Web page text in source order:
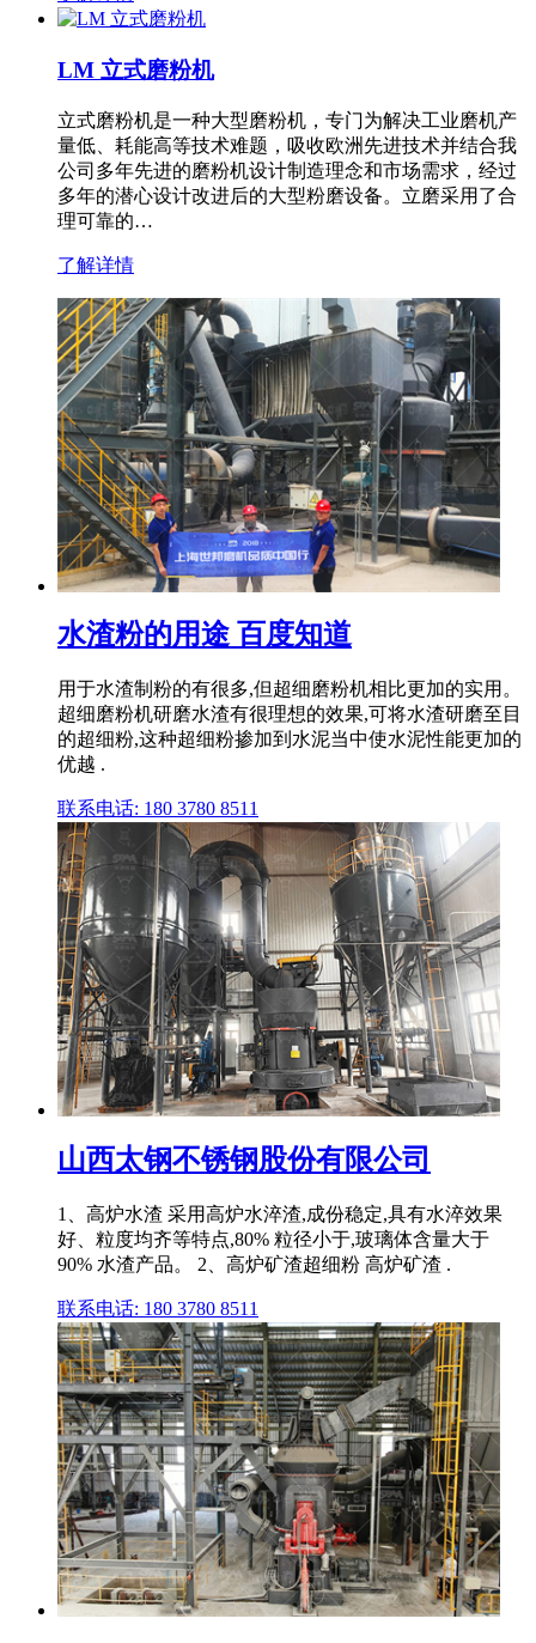
LM 立式磨粉机
立式磨粉机是一种大型磨粉机，专门为解决工业磨机产
量低、耗能高等技术难题，吸收欧洲先进技术并结合我
公司多年先进的磨粉机设计制造理念和市场需求，经过
多年的潜心设计改进后的大型粉磨设备。立磨采用了合
理可靠的…
了解详情
水渣粉的用途 百度知道
用于水渣制粉的有很多,但超细磨粉机相比更加的实用。
超细磨粉机研磨水渣有很理想的效果,可将水渣研磨至目
的超细粉,这种超细粉掺加到水泥当中使水泥性能更加的
优越 .
联系电话: 180 3780 8511
山西太钢不锈钢股份有限公司
1、高炉水渣 采用高炉水淬渣,成份稳定,具有水淬效果
好、粒度均齐等特点,80% 粒径小于,玻璃体含量大于
90% 水渣产品。 2、高炉矿渣超细粉 高炉矿渣 .
联系电话: 180 3780 8511